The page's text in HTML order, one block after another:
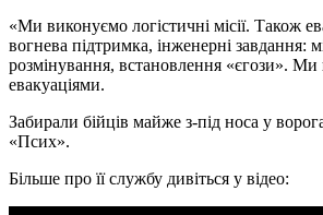
«Ми виконуємо логістичні місії. Також
вогнева підтримка, інженерні завдання:
розмінування, встановлення «єгози».
евакуаціями.
Забирали бійців майже з-під носа у
«Псих».
Більше про її службу дивіться у відео: